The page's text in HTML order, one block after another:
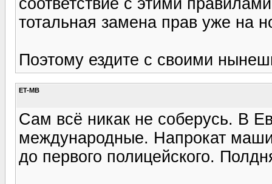
тотальная замена прав уже на
Поэтому ездите с своими
ET-MB
Сам всё никак не соберусь. В
международные. Напрокат
до первого полицейского.